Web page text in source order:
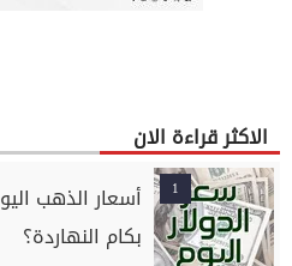
الاكثر قراءة الان
1
بكام النهاردة؟